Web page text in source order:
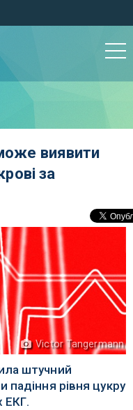
виявити
за
Victor Tangermann
штучний
падіння рівня цукру
ЕКГ.